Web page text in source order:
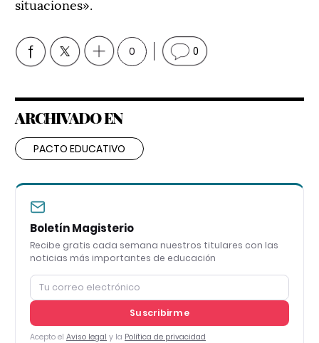
0 0
ARCHIVADO EN
PACTO EDUCATIVO
Boletín Magisterio
Recibe gratis cada semana nuestros titulares con las
noticias más importantes de educación
Suscribirme
Acepto el Aviso legal y la Política de privacidad